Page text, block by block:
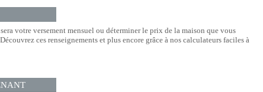
votre versement mensuel ou déterminer le prix de la maison que vous
ces renseignements et plus encore grâce à nos calculateurs faciles à